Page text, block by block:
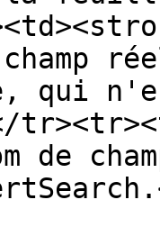
champ
qui
de